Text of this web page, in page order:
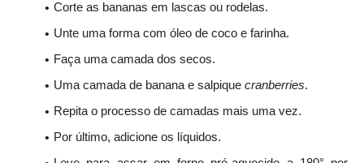
Corte as bananas em lascas ou rodelas.
Unte uma forma com óleo de coco e farinha.
Faça uma camada dos secos.
Uma camada de banana e salpique cranberries.
Repita o processo de camadas mais uma vez.
Por último, adicione os líquidos.